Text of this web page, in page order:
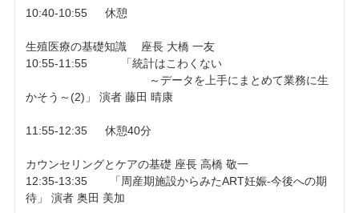
10:40-10:55 休憩
生殖医療の基礎知識 座長 大橋 一友
10:55-11:55 「統計はこわくない
～データを上手にまとめて業務に生
かそう～(2)」 演者 藤田 晴康
11:55-12:35 休憩40分
カウンセリングとケアの基礎 座長 高橋 敬一
12:35-13:35 「周産期施設からみたART妊娠-今後への期
待」 演者 奥田 美加